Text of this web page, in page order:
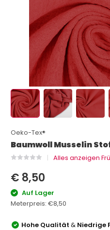
Oeko-Tex®
Baumwoll Musselin
Alles anzeigen
€ 8,50
Auf Lager
Meterpreis:€8,50
Hohe Qualität& Niedrige